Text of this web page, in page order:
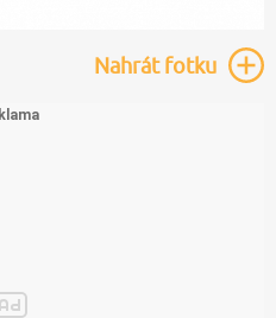
Nahrátfotku